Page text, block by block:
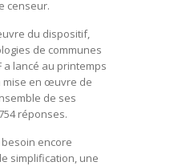
censeur.
du dispositif,
de communes
a lancé au printemps
mise en œuvre de
de ses
réponses.
encore
simplification, une